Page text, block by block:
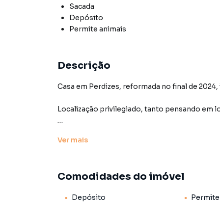
Sacada
Depósito
Permite animais
Descrição
Casa em Perdizes, reformada no final de
Localização privilegiado, tanto pensando em
da Estação Sumaré do Metrô.
mesmo como uma loja, apresenta-se com
O Segundo Piso contempla um espaço
Ver mais
Comodidades do imóvel
Depósito